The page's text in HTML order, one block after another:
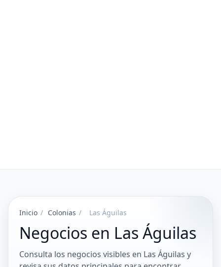
Inicio / Colonias / Las Águilas
Negocios en Las Águilas
Consulta los negocios visibles en Las Águilas y